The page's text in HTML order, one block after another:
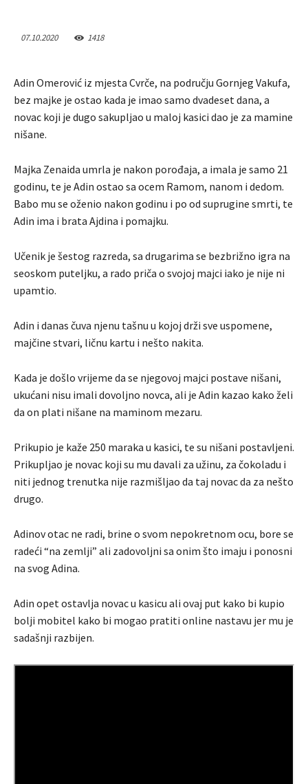
07.10.2020 1418
Adin Omerović iz mjesta Cvrče, na području Gornjeg Vakufa,
bez majke je ostao kada je imao samo dvadeset dana, a
novac koji je dugo sakupljao u maloj kasici dao je za mamine
nišane.
Majka Zenaida umrla je nakon porođaja, a imala je samo 21
godinu, te je Adin ostao sa ocem Ramom, nanom i dedom.
Babo mu se oženio nakon godinu i po od suprugine smrti, te
Adin ima i brata Ajdina i pomajku.
Učenik je šestog razreda, sa drugarima se bezbrižno igra na
seoskom puteljku, a rado priča o svojoj majci iako je nije ni
upamtio.
Adin i danas čuva njenu tašnu u kojoj drži sve uspomene,
majčine stvari, ličnu kartu i nešto nakita.
Kada je došlo vrijeme da se njegovoj majci postave nišani,
ukućani nisu imali dovoljno novca, ali je Adin kazao kako želi
da on plati nišane na maminom mezaru.
Prikupio je kaže 250 maraka u kasici, te su nišani postavljeni.
Prikupljao je novac koji su mu davali za užinu, za čokoladu i
niti jednog trenutka nije razmišljao da taj novac da za nešto
drugo.
Adinov otac ne radi, brine o svom nepokretnom ocu, bore se
radeći “na zemlji” ali zadovoljni sa onim što imaju i ponosni
na svog Adina.
Adin opet ostavlja novac u kasicu ali ovaj put kako bi kupio
bolji mobitel kako bi mogao pratiti online nastavu jer mu je
sadašnji razbijen.